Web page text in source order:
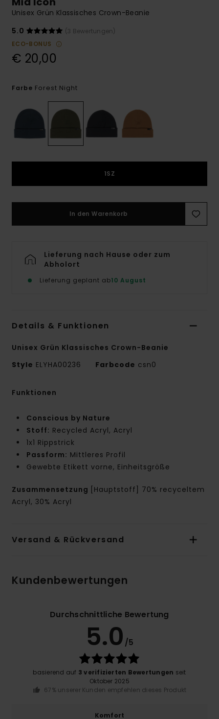
Unisex Grün Klassisches Crown-Beanie
5.0
(3 Bewertungen)
ECO-BONUS
€ 20,00
Farbe Forest Night
1SZ
In den Warenkorb
Lieferung nach Hause oder zum
Abholort
Lieferung geplant ab10 August
Details & Funktionen
Unisex Grün Klassisches Crown-Beanie
Style ELYHA00236 Farbcode csn0
Funktionen
Conscious by Nature
Stoff: Recycled Acryl, Acryl
1x1 Rippstrick
Passform: Mittleres Profil
Gewebte Etikett vorne, Einheitsgröße
Zusammensetzung
[Hauptstoff] 70% recyceltem
Acryl, 30% Acryl
Versand & Rückversand
Kundenbewertungen
Durchschnittliche Bewertung
5.0 /5
basierend auf 3 verifizierten Bewertungen seit
Oktober 2025
67% unserer Kunden empfehlen dieses Produkt
Komfort